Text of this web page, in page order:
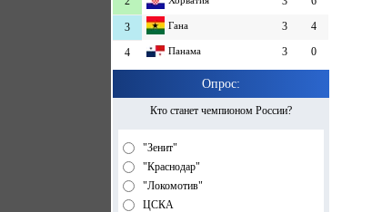
3 Гана 3 4
4 Панама 3 0
Опрос:
Кто станет чемпионом России?
"Зенит"
"Краснодар"
"Локомотив"
ЦСКА